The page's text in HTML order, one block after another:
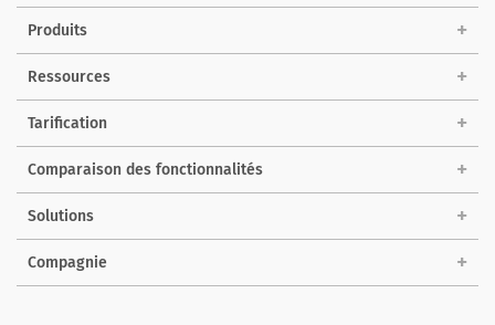
Produits
Ressources
Tarification
Comparaison des fonctionnalités
Solutions
Compagnie